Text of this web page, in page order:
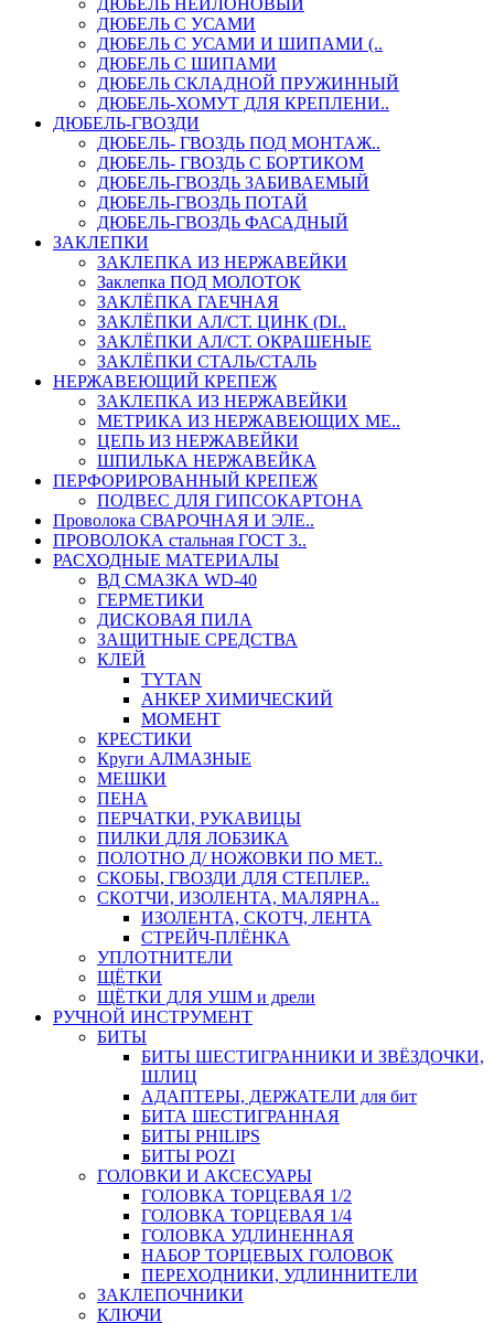
ДЮБЕЛЬ НЕЙЛОНОВЫЙ
ДЮБЕЛЬ С УСАМИ
ДЮБЕЛЬ С УСАМИ И ШИПАМИ (..
ДЮБЕЛЬ С ШИПАМИ
ДЮБЕЛЬ СКЛАДНОЙ ПРУЖИННЫЙ
ДЮБЕЛЬ-ХОМУТ ДЛЯ КРЕПЛЕНИ..
ДЮБЕЛЬ-ГВОЗДИ
ДЮБЕЛЬ- ГВОЗДЬ ПОД МОНТАЖ..
ДЮБЕЛЬ- ГВОЗДЬ С БОРТИКОМ
ДЮБЕЛЬ-ГВОЗДЬ ЗАБИВАЕМЫЙ
ДЮБЕЛЬ-ГВОЗДЬ ПОТАЙ
ДЮБЕЛЬ-ГВОЗДЬ ФАСАДНЫЙ
ЗАКЛЕПКИ
ЗАКЛЕПКА ИЗ НЕРЖАВЕЙКИ
Заклепка ПОД МОЛОТОК
ЗАКЛЁПКА ГАЕЧНАЯ
ЗАКЛЁПКИ АЛ/СТ. ЦИНК (DI..
ЗАКЛЁПКИ АЛ/СТ. ОКРАШЕНЫЕ
ЗАКЛЁПКИ СТАЛЬ/СТАЛЬ
НЕРЖАВЕЮЩИЙ КРЕПЕЖ
ЗАКЛЕПКА ИЗ НЕРЖАВЕЙКИ
МЕТРИКА ИЗ НЕРЖАВЕЮЩИХ МЕ..
ЦЕПЬ ИЗ НЕРЖАВЕЙКИ
ШПИЛЬКА НЕРЖАВЕЙКА
ПЕРФОРИРОВАННЫЙ КРЕПЕЖ
ПОДВЕС ДЛЯ ГИПСОКАРТОНА
Проволока СВАРОЧНАЯ И ЭЛЕ..
ПРОВОЛОКА стальная ГОСТ 3..
РАСХОДНЫЕ МАТЕРИАЛЫ
ВД СМАЗКА WD-40
ГЕРМЕТИКИ
ДИСКОВАЯ ПИЛА
ЗАЩИТНЫЕ СРЕДСТВА
КЛЕЙ
TYTAN
АНКЕР ХИМИЧЕСКИЙ
МОМЕНТ
КРЕСТИКИ
Круги АЛМАЗНЫЕ
МЕШКИ
ПЕНА
ПЕРЧАТКИ, РУКАВИЦЫ
ПИЛКИ ДЛЯ ЛОБЗИКА
ПОЛОТНО Д/ НОЖОВКИ ПО МЕТ..
СКОБЫ, ГВОЗДИ ДЛЯ СТЕПЛЕР..
СКОТЧИ, ИЗОЛЕНТА, МАЛЯРНА..
ИЗОЛЕНТА, СКОТЧ, ЛЕНТА
СТРЕЙЧ-ПЛЁНКА
УПЛОТНИТЕЛИ
ЩЁТКИ
ЩЁТКИ ДЛЯ УШМ и дрели
РУЧНОЙ ИНСТРУМЕНТ
БИТЫ
БИТЫ ШЕСТИГРАННИКИ И ЗВЁЗДОЧКИ,
ШЛИЦ
АДАПТЕРЫ, ДЕРЖАТЕЛИ для бит
БИТА ШЕСТИГРАННАЯ
БИТЫ PHILIPS
БИТЫ POZI
ГОЛОВКИ И АКСЕСУАРЫ
ГОЛОВКА ТОРЦЕВАЯ 1/2
ГОЛОВКА ТОРЦЕВАЯ 1/4
ГОЛОВКА УДЛИНЕННАЯ
НАБОР ТОРЦЕВЫХ ГОЛОВОК
ПЕРЕХОДНИКИ, УДЛИННИТЕЛИ
ЗАКЛЕПОЧНИКИ
КЛЮЧИ